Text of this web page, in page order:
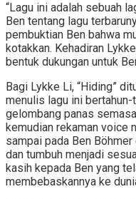
“Lagu ini adalah sebuah
Ben tentang lagu
pembuktian Ben bahwa
kotakkan. Kehadiran
bentuk dukungan untuk
Bagi Lykke Li, “Hiding”
menulis lagu ini
gelombang panas
kemudian rekaman voice
sampai pada Ben
dan tumbuh menjadi
kasih kepada Ben yang
membebaskannya ke